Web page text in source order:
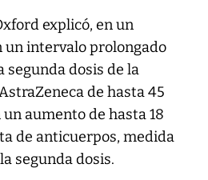
explicó, en un
un intervalo prolongado
dosis de la
de hasta 45
aumento de hasta 18
de anticuerpos, medida
segunda dosis.